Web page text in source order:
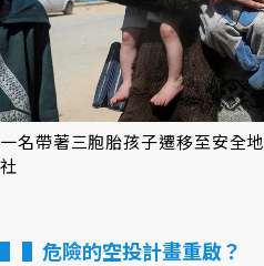
一名帶著三胞胎孩子遷移至安全
社
▌危險的空投計畫重啟？